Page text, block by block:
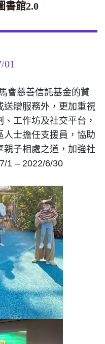
書館2.0
01
會慈善信託基金的贊
送贈服務外，更加重視
工作坊及社交平台，
人士擔任支援員，協助
親子相處之道，加強社
1 – 2022/6/30